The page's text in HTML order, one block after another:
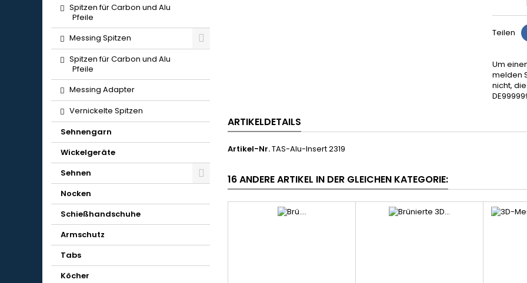
Spitzen für Carbon und Alu
Pfeile
Messing Spitzen
Spitzen für Carbon und Alu
Pfeile
Messing Adapter
Vernickelte Spitzen
Sehnengarn
Wickelgeräte
Sehnen
Nocken
Schießhandschuhe
Armschutz
Tabs
Köcher
Teilen
Um
melden
nicht,
ARTIKELDETAILS
Artikel-Nr.TAS-Alu-Insert 2319
16 ANDERE ARTIKEL IN DER GLEICHEN KATEGORIE: